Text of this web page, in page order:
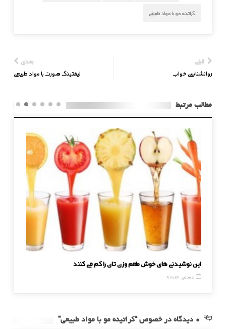
کراتینه مو با مواد طبیعی
قبلی
روانشناسی خواب
بعدی
لیفتینگ صورت با مواد طبیعی
مطالب مرتبط
این نوشیدنی های خوش طعم وزن تان را کم می کنند
9 دسامبر, 2014